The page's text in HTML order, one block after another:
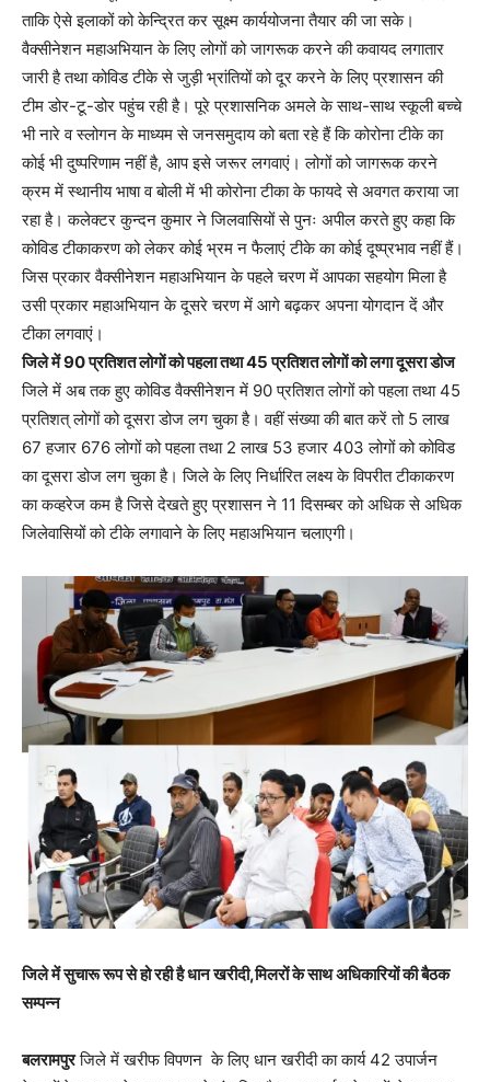
ताकि ऐसे इलाकों को केन्द्रित कर सूक्ष्म कार्ययोजना तैयार की जा सके।
वैक्सीनेशन महाअभियान के लिए लोगों को जागरूक करने की कवायद लगातार
जारी है तथा कोविड टीके से जुड़ी भ्रांतियों को दूर करने के लिए प्रशासन की
टीम डोर-टू-डोर पहुंच रही है। पूरे प्रशासनिक अमले के साथ-साथ स्कूली बच्चे
भी नारे व स्लोगन के माध्यम से जनसमुदाय को बता रहे हैं कि कोरोना टीके का
कोई भी दुष्परिणाम नहीं है, आप इसे जरूर लगवाएं। लोगों को जागरूक करने
क्रम में स्थानीय भाषा व बोली में भी कोरोना टीका के फायदे से अवगत कराया जा
रहा है। कलेक्टर कुन्दन कुमार ने जिलवासियों से पुनः अपील करते हुए कहा कि
कोविड टीकाकरण को लेकर कोई भ्रम न फैलाएं टीके का कोई दूष्प्रभाव नहीं हैं।
जिस प्रकार वैक्सीनेशन महाअभियान के पहले चरण में आपका सहयोग मिला है
उसी प्रकार महाअभियान के दूसरे चरण में आगे बढ़कर अपना योगदान दें और
टीका लगवाएं।
जिले में 90 प्रतिशत लोगों को पहला तथा 45 प्रतिशत लोगों को लगा दूसरा डोज
जिले में अब तक हुए कोविड वैक्सीनेशन में 90 प्रतिशत लोगों को पहला तथा 45
प्रतिशत् लोगों को दूसरा डोज लग चुका है। वहीं संख्या की बात करें तो 5 लाख
67 हजार 676 लोगों को पहला तथा 2 लाख 53 हजार 403 लोगों को कोविड
का दूसरा डोज लग चुका है। जिले के लिए निर्धारित लक्ष्य के विपरीत टीकाकरण
का कव्हरेज कम है जिसे देखते हुए प्रशासन ने 11 दिसम्बर को अधिक से अधिक
जिलेवासियों को टीके लगावाने के लिए महाअभियान चलाएगी।
जिले में सुचारू रूप से हो रही है धान खरीदी,मिलरों के साथ अधिकारियों की बैठक
सम्पन्न
बलरामपुरजिले में खरीफ विपणन के लिए धान खरीदी का कार्य 42 उपार्जन